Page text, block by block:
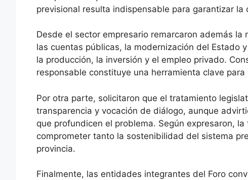
previsional resulta indispensable para garantizar
Desde el sector empresario remarcaron además
las cuentas públicas, la modernización del Estado
la producción, la inversión y el empleo privado.
responsable constituye una herramienta clave
Por otra parte, solicitaron que el tratamiento
transparencia y vocación de diálogo, aunque
que profundicen el problema. Según expresaron,
comprometer tanto la sostenibilidad del sistema
provincia.
Finalmente, las entidades integrantes del Foro